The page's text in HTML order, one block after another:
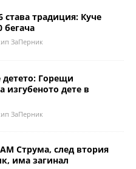
става традиция: Куче
бегача
ЗаПерник
детето: Горещи
изгубеното дете в
ЗаПерник
Струма, след втория
има загинал